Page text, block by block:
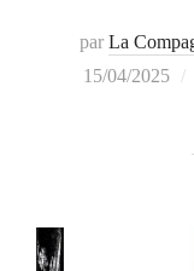
par La
15/04/2025